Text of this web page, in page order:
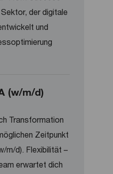
der digitale
und
(w/m/d)
Transformation
Zeitpunkt
m/d). Flexibilität –
erwartet dich